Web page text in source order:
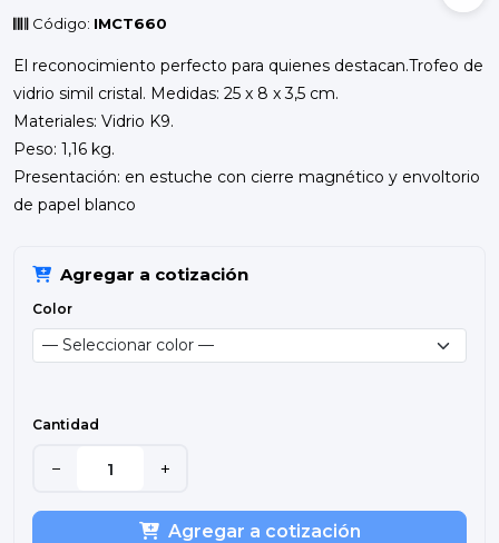
Código: IMCT660
El reconocimiento perfecto para quienes destacan.Trofeo de
vidrio simil cristal. Medidas: 25 x 8 x 3,5 cm.
Materiales: Vidrio K9.
Peso: 1,16 kg.
Presentación: en estuche con cierre magnético y envoltorio
de papel blanco
Agregar a cotización
Color
Cantidad
− +
Agregar a cotización